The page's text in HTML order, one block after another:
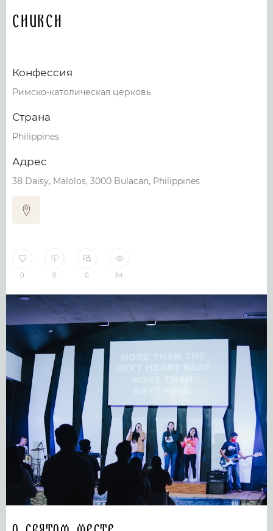
Church
Конфессия
Римско-католическая церковь
Страна
Philippines
Адрес
38 Daisy, Malolos, 3000 Bulacan, Philippines
0 0 0 54